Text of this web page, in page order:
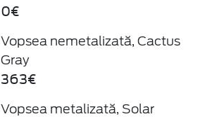
0€
Vopsea nemetalizată, Cactus
Gray
363€
Vopsea metalizată, Solar